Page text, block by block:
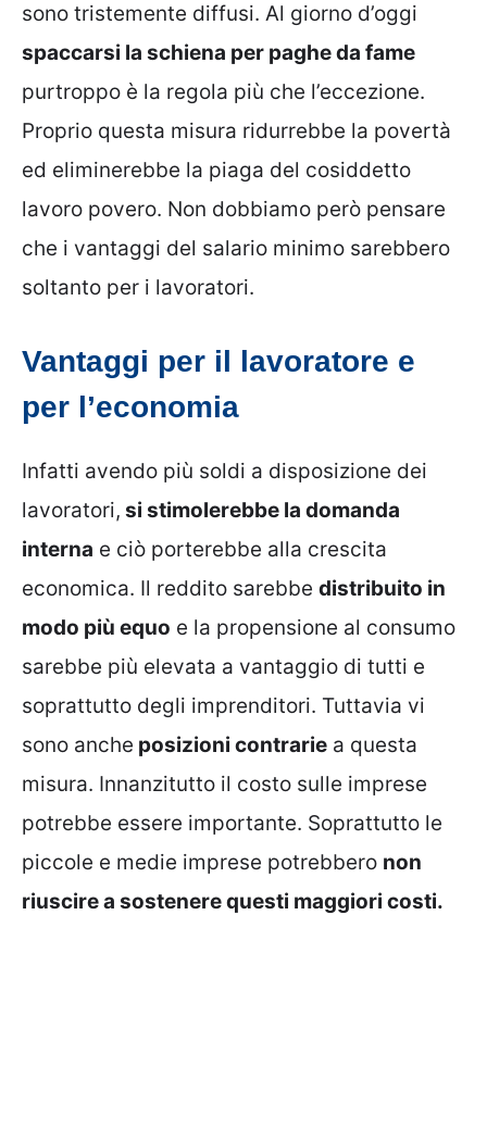
sono tristemente diffusi. Al giorno d’oggi
spaccarsi la schiena per paghe da fame
purtroppo è la regola più che l’eccezione.
Proprio questa misura ridurrebbe la povertà
ed eliminerebbe la piaga del cosiddetto
lavoro povero. Non dobbiamo però pensare
che i vantaggi del salario minimo sarebbero
soltanto per i lavoratori.
Vantaggi per il lavoratore e
per l’economia
Infatti avendo più soldi a disposizione dei
lavoratori, si stimolerebbe la domanda
interna e ciò porterebbe alla crescita
economica. Il reddito sarebbe distribuito in
modo più equo e la propensione al consumo
sarebbe più elevata a vantaggio di tutti e
soprattutto degli imprenditori. Tuttavia vi
sono anche posizioni contrarie a questa
misura. Innanzitutto il costo sulle imprese
potrebbe essere importante. Soprattutto le
piccole e medie imprese potrebbero non
riuscire a sostenere questi maggiori costi.